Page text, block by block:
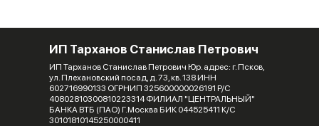
ИП Тарханов Станислав Петрович
ИП Тарханов Станислав Петрович Юр. адрес: г. Псков,
ул. Плехановский посад, д. 73, кв. 138 ИНН
602716990133 ОГРНИП 325600000026191 Р/С
40802810300810223314 ФИЛИАЛ "ЦЕНТРАЛЬНЫЙ"
БАНКА ВТБ (ПАО) Г.Москва БИК 044525411 К/С
30101810145250000411